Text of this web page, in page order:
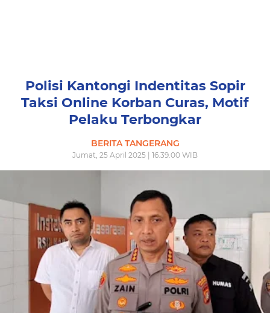
Polisi Kantongi Indentitas Sopir
Taksi Online Korban Curas, Motif
Pelaku Terbongkar
BERITA TANGERANG
Jumat, 25 April 2025 | 16.39.00 WIB